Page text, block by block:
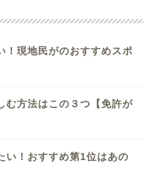
！現地民がのおすすめスポ
む方法はこの３つ【免許が
い！おすすめ第1位はあの